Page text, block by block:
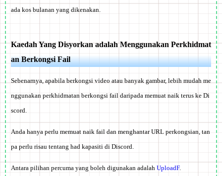
ada kos bulanan yang dikenakan.
Kaedah Yang Disyorkan adalah Menggunakan Perkhidmat
an Berkongsi Fail
Sebenarnya, apabila berkongsi video atau banyak gambar, lebih mudah me
nggunakan perkhidmatan berkongsi fail daripada memuat naik terus ke Di
scord.
Anda hanya perlu memuat naik fail dan menghantar URL perkongsian, tan
pa perlu risau tentang had kapasiti di Discord.
Antara pilihan percuma yang boleh digunakan adalah UploadF.